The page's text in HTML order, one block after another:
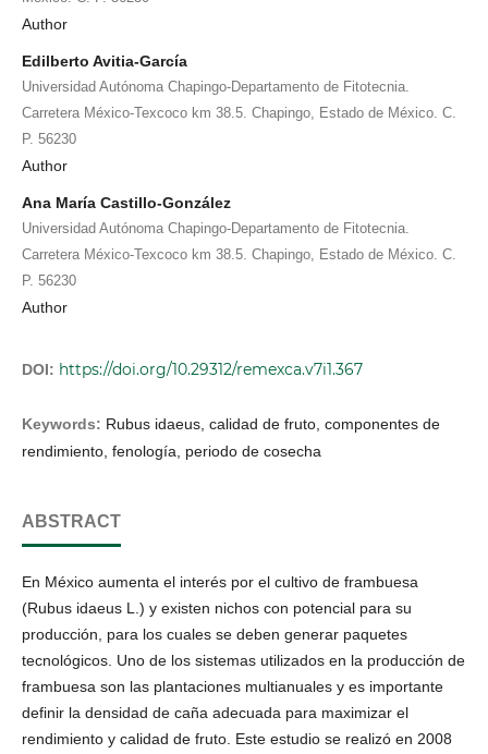
Author
Edilberto Avitia-García
Universidad Autónoma Chapingo-Departamento de Fitotecnia.
Carretera México-Texcoco km 38.5. Chapingo, Estado de México. C.
P. 56230
Author
Ana María Castillo-González
Universidad Autónoma Chapingo-Departamento de Fitotecnia.
Carretera México-Texcoco km 38.5. Chapingo, Estado de México. C.
P. 56230
Author
DOI: https://doi.org/10.29312/remexca.v7i1.367
Keywords: Rubus idaeus, calidad de fruto, componentes de
rendimiento, fenología, periodo de cosecha
ABSTRACT
En México aumenta el interés por el cultivo de frambuesa
(Rubus idaeus L.) y existen nichos con potencial para su
producción, para los cuales se deben generar paquetes
tecnológicos. Uno de los sistemas utilizados en la producción de
frambuesa son las plantaciones multianuales y es importante
definir la densidad de caña adecuada para maximizar el
rendimiento y calidad de fruto. Este estudio se realizó en 2008